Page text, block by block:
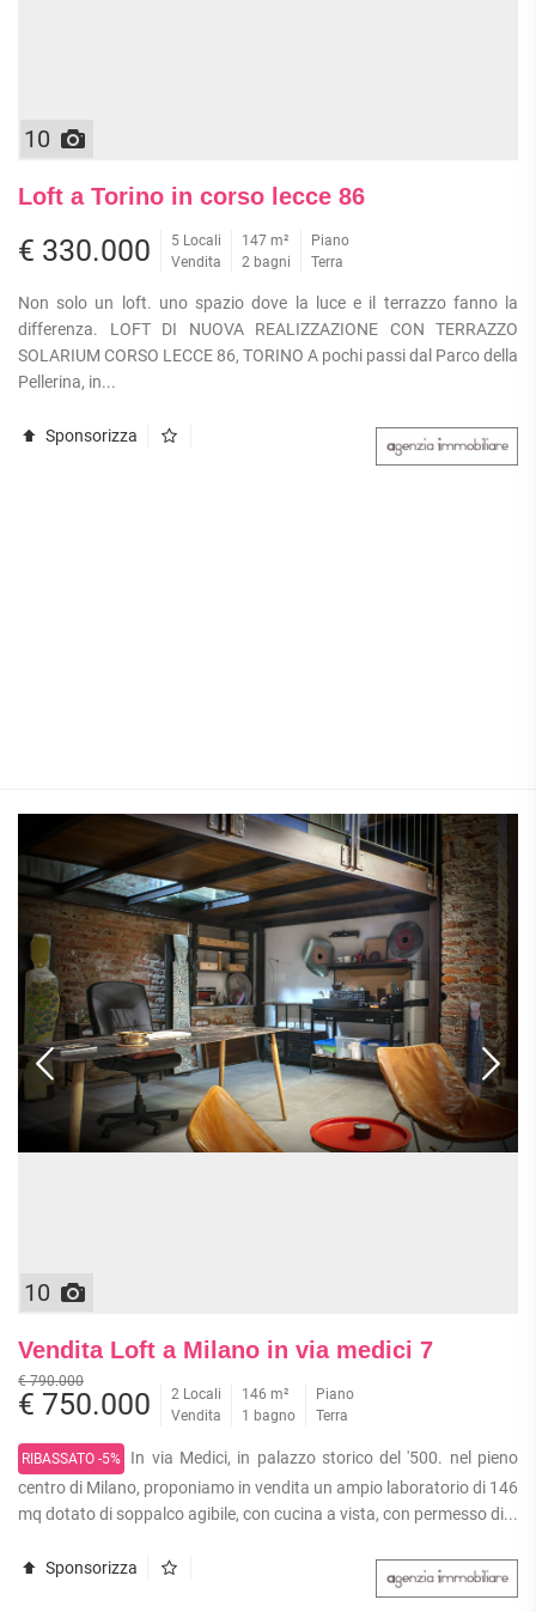
10
Loft a Torino in corso lecce 86
€ 330.000
5 Locali
Vendita
147 m²
2 bagni
Piano
Terra
Non solo un loft. uno spazio dove la luce e il terrazzo fanno la
differenza. LOFT DI NUOVA REALIZZAZIONE CON TERRAZZO
SOLARIUM CORSO LECCE 86, TORINO A pochi passi dal Parco della
Pellerina, in...
Sponsorizza
10
Vendita Loft a Milano in via medici 7
€ 790.000
€ 750.000
2 Locali
Vendita
146 m²
1 bagno
Piano
Terra
RIBASSATO -5%
In via Medici, in palazzo storico del '500. nel pieno
centro di Milano, proponiamo in vendita un ampio laboratorio di 146
mq dotato di soppalco agibile, con cucina a vista, con permesso di...
Sponsorizza